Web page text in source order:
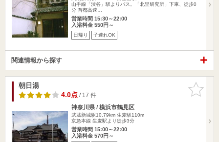
山手線「渋谷」駅よりバス。「北里研究所」下車、徒歩0
分 首都高速…
営業時間 15:30～22:00
入浴料金 550円～
日帰り 子連れOK
関連情報から探す
お気に入
りに追加
朝日湯
4.0点/ 17 件
神奈川県 / 横浜市鶴見区
武蔵新城駅10.79km 生麦駅110m
京急本線 生麦駅より徒歩3分
営業時間 15:00～22:00
入浴料金 570円～